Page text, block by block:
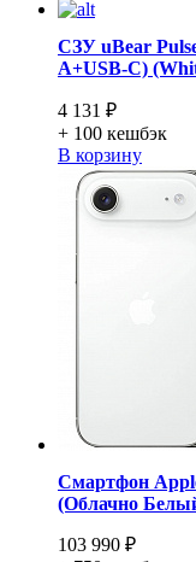
СЗУ uBear
A+USB-C)
4 131 ₽
+ 100 кешбэк
В корзину
Смартфон
(Облачно
103 990 ₽